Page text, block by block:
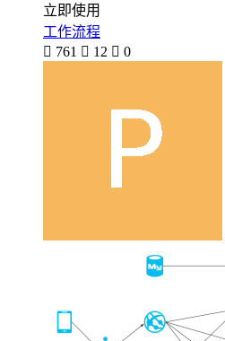
立即使用
工作流程
 761  12  0